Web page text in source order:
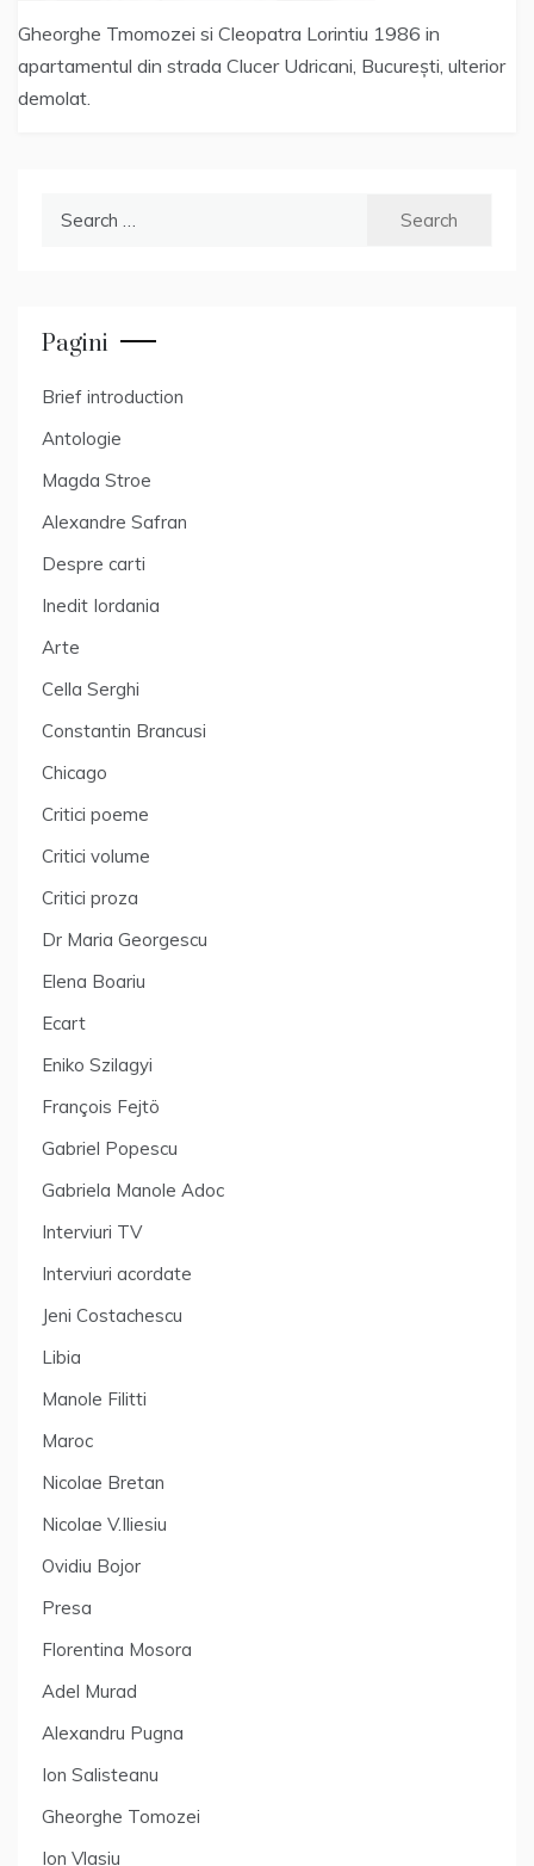
Gheorghe Tmomozei si Cleopatra Lorintiu 1986 in
apartamentul din strada Clucer Udricani, București, ulterior
demolat.
Pagini
Brief introduction
Antologie
Magda Stroe
Alexandre Safran
Despre carti
Inedit Iordania
Arte
Cella Serghi
Constantin Brancusi
Chicago
Critici poeme
Critici volume
Critici proza
Dr Maria Georgescu
Elena Boariu
Ecart
Eniko Szilagyi
François Fejtö
Gabriel Popescu
Gabriela Manole Adoc
Interviuri TV
Interviuri acordate
Jeni Costachescu
Libia
Manole Filitti
Maroc
Nicolae Bretan
Nicolae V.Iliesiu
Ovidiu Bojor
Presa
Florentina Mosora
Adel Murad
Alexandru Pugna
Ion Salisteanu
Gheorghe Tomozei
Ion Vlasiu